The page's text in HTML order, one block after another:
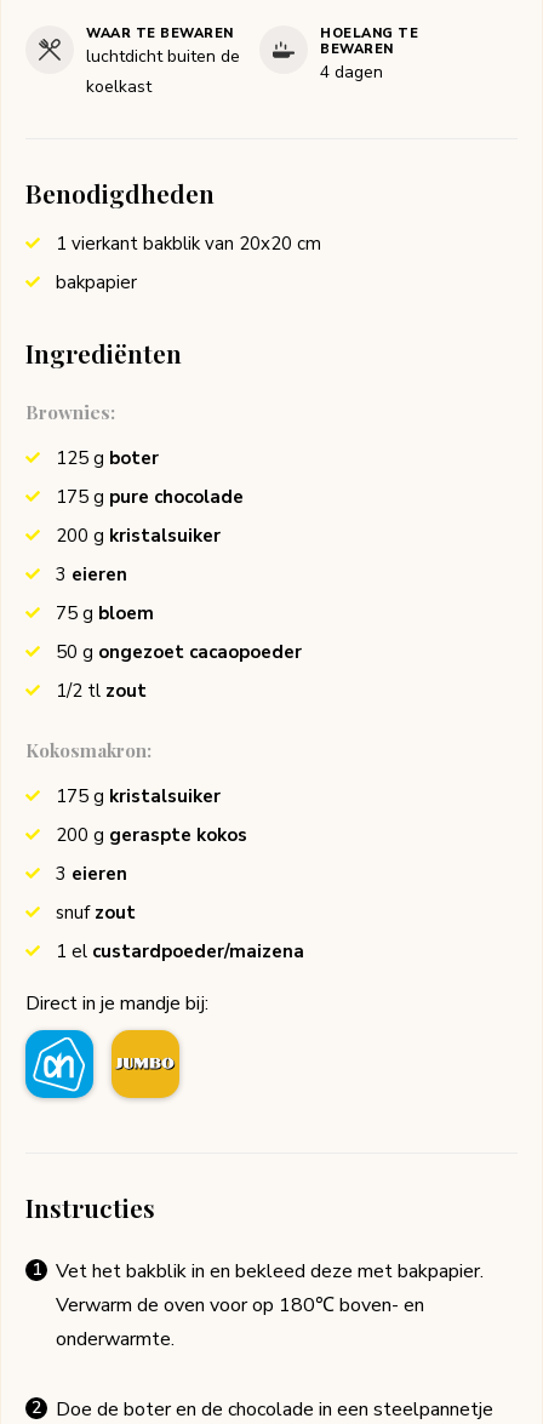
WAAR TE BEWAREN
luchtdicht buiten de
koelkast
HOELANG TE
BEWAREN
4 dagen
Benodigdheden
1 vierkant bakblik van 20x20 cm
bakpapier
Ingrediënten
Brownies:
125 g boter
175 g pure chocolade
200 g kristalsuiker
3 eieren
75 g bloem
50 g ongezoet cacaopoeder
1/2 tl zout
Kokosmakron:
175 g kristalsuiker
200 g geraspte kokos
3 eieren
snuf zout
1 el custardpoeder/maizena
Direct in je mandje bij:
Instructies
Vet het bakblik in en bekleed deze met bakpapier.
Verwarm de oven voor op 180℃ boven- en
onderwarmte.
Doe de boter en de chocolade in een steelpannetje